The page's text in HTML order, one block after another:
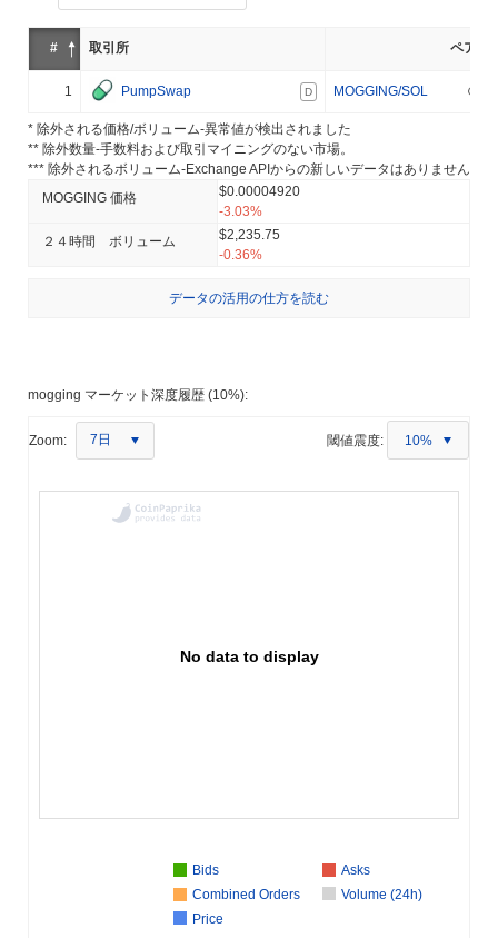
# 取引所 ペア
1 PumpSwap D MOGGING/SOL
* 除外される価格/ボリューム-異常値が検出されました
** 除外数量-手数料および取引マイニングのない市場。
*** 除外されるボリューム-Exchange APIからの新しいデータはありません
MOGGING 価格
$0.00004920
-3.03%
２４時間 ボリューム
$2,235.75
-0.36%
データの活用の仕方を読む
mogging マーケット深度履歴 (10%):
Zoom: 7日 閾値震度: 10%
No data to display
Bids
Asks
Combined Orders
Volume (24h)
Price